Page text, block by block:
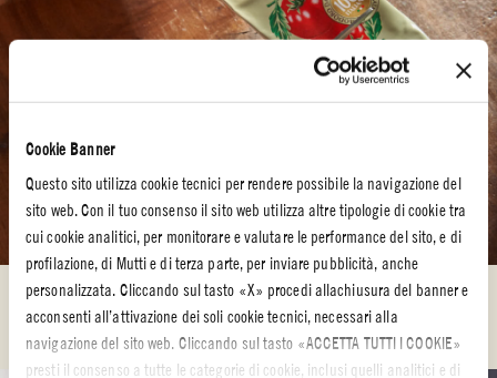
Cookie Banner
Questo sito utilizza cookie tecnici per rendere possibile la navigazione del
sito web. Con il tuo consenso il sito web utilizza altre tipologie di cookie tra
cui cookie analitici, per monitorare e valutare le performance del sito, e di
profilazione, di Mutti e di terza parte, per inviare pubblicità, anche
personalizzata. Cliccando sul tasto «X» procedi allachiusura del banner e
acconsenti all’attivazione dei soli cookie tecnici, necessari alla
navigazione del sito web. Cliccando sul tasto «ACCETTA TUTTI I COOKIE»
presti il consenso a tutte le categorie di cookie, inclusi quelli analitici e di
PASSO 2
Scrivi un nome sul cartone e attaccalo con la colla al quadrato del tubetto.